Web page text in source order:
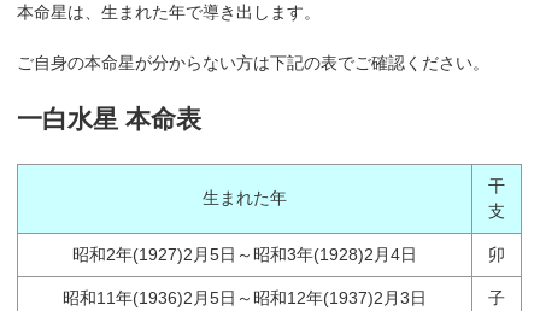
本命星は、生まれた年で導き出します。
ご自身の本命星が分からない方は下記の表でご確認ください。
一白水星 本命表
生まれた年
干
支
昭和2年(1927)2月5日～昭和3年(1928)2月4日 卯
昭和11年(1936)2月5日～昭和12年(1937)2月3日 子